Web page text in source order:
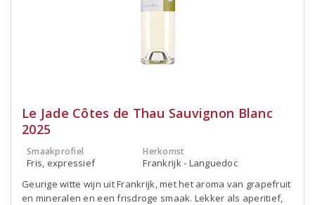
Le Jade Côtes de Thau Sauvignon Blanc
2025
Smaakprofiel
Fris, expressief
Herkomst
Frankrijk - Languedoc
Geurige witte wijn uit Frankrijk, met het aroma van grapefruit
en mineralen en een frisdroge smaak. Lekker als aperitief,